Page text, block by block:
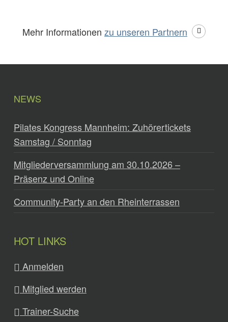
Mehr Informationen zu unseren Partnern
NEWS
Pilates Kongress Mannheim: Zuhörertickets
Samstag / Sonntag
Mitgliederversammlung am 30.10.2026 –
Präsenz und Online
Community-Party an den Rheinterrassen
HOT LINKS
Anmelden
Mitglied werden
Trainer-Suche